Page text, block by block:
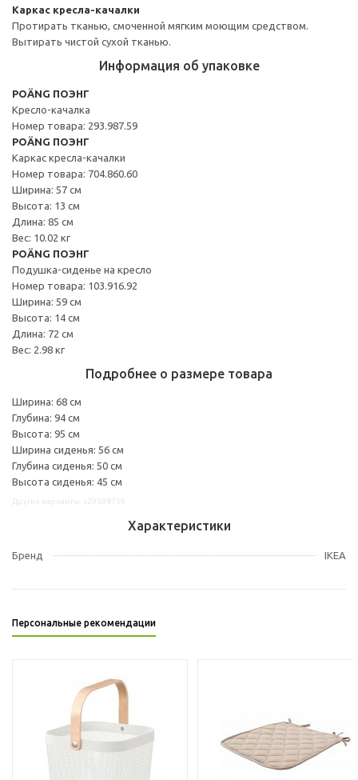
Каркас кресла-качалки
Протирать тканью, смоченной мягким моющим средством.
Вытирать чистой сухой тканью.
Информация об упаковке
POÄNG ПОЭНГ
Кресло-качалка
Номер товара: 293.987.59
POÄNG ПОЭНГ
Каркас кресла-качалки
Номер товара: 704.860.60
Ширина: 57 см
Высота: 13 см
Длина: 85 см
Вес: 10.02 кг
POÄNG ПОЭНГ
Подушка-сиденье на кресло
Номер товара: 103.916.92
Ширина: 59 см
Высота: 14 см
Длина: 72 см
Вес: 2.98 кг
Подробнее о размере товара
Ширина: 68 см
Глубина: 94 см
Высота: 95 см
Ширина сиденья: 56 см
Глубина сиденья: 50 см
Высота сиденья: 45 см
Характеристики
Бренд IKEA
Персональные рекомендации